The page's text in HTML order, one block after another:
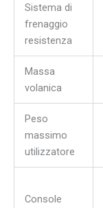
Sistema di
frenaggio
resistenza
Massa
volanica
Peso
massimo
utilizzatore
Console